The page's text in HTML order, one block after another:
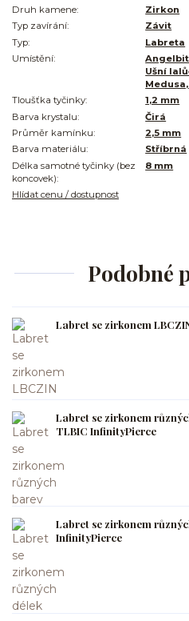
Druh kamene:
Zirkon
Typ zavírání:
Závit
Typ:
Labreta
Umístění:
Ušní
Tloušťka tyčinky:
1,2 mm
Barva krystalu:
Čirá
Průměr kamínku:
2,5 mm
Barva materiálu:
Stříbrná
Délka samotné tyčinky (bez
koncovek):
8 mm
Hlídat cenu / dostupnost
Podobné
Labret se zirkonem
Labret se zirkonem
TLBIC InfinityPierce
Labret se zirkonem
InfinityPierce